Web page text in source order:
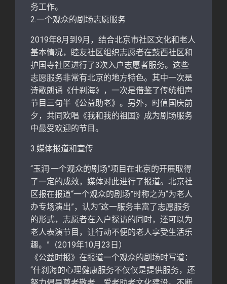
务工作。
2.一个观众的剧场志愿服务
2019年8月到9月，结合北京市社区文化和老人
基本情况，睦友社区组织志愿者在鼓西社区和
护国寺社区进行了3次入户志愿者服务。这些
志愿服务非常有北京的地方特色。其中一次是
诗歌朗诵《什刹海》，一次是借鉴了传统相声
节目三句半《公益助老》。另外，时值国庆前
夕，共同欢唱《我和我的祖国》成为剧场服务
中最受欢迎的节目。
3.媒体报道和宣传
“玉润·一个观众的剧场”项目在北京的开展取得
了一定的成效，媒体对此进行了报道。北京社
区报在报道“一个观众的剧场”时称之为“为老人
办专场演出”，认为“这一服务丰富了志愿服务
的形式，志愿者在入户探访的同时，还可以为
老人表演节目，让行动不便的老人享受生活乐
趣。”（2019年10月23日）
《公益时报》在报道一个观众的剧场时写道：
“什刹海的心理健康服务不仅仅是提供服务，还